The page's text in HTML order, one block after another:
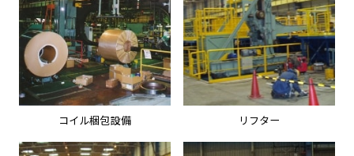
コイル梱包設備 リフター